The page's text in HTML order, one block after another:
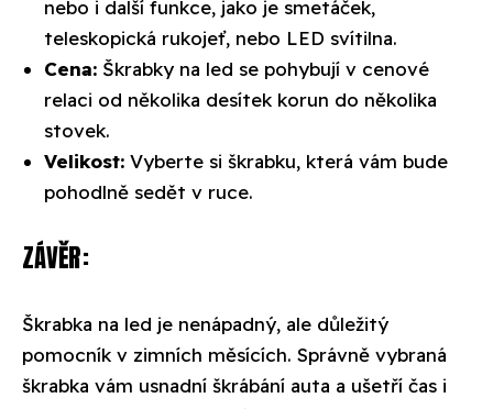
nebo i další funkce, jako je smetáček,
teleskopická rukojeť, nebo LED svítilna.
Cena: Škrabky na led se pohybují v cenové
relaci od několika desítek korun do několika
stovek.
Velikost: Vyberte si škrabku, která vám bude
pohodlně sedět v ruce.
ZÁVĚR:
Škrabka na led je nenápadný, ale důležitý
pomocník v zimních měsících. Správně vybraná
škrabka vám usnadní škrábání auta a ušetří čas i